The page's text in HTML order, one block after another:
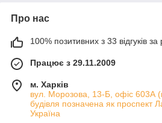
Про нас
100% позитивних з 33 відгуків за
Працює з 29.11.2009
м. Харків
вул. Морозова, 13-Б, офіс 603А
будівля позначена як проспект
Україна